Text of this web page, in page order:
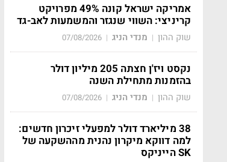
אמריקה ישראל קונה 49% מפרויקט
קריניצי: השווי שנגזר והמשמעות לאב-גד
שוק ההון | מנדי הניג |
07/08/2026
נקסט ויז'ן חצתה 205 מיליון דולר
בהזמנות מתחילת השנה
שוק ההון | מנדי הניג |
07/08/2026
38 מיליארד דולר למפעלי זיכרון חדשים:
למה דווקא מיקרון נהנית מההשקעה של
SK הייניקס